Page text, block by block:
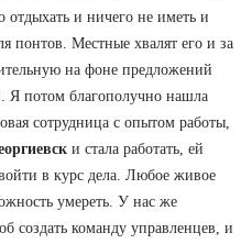
отдыхать и ничего не иметь и
понтов. Местные хвалят его и за
на фоне предложений
Я потом благополучно нашла
сотрудница с опытом работы,
и стала работать, ей
в курс дела. Любое живое
умереть. У нас же
создать команду управленцев, и